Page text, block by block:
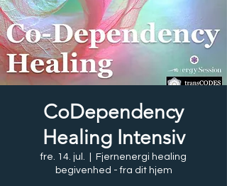
CoDependency
Healing Intensiv
fre. 14. jul.
Fjernenergi healing
begivenhed - fra dit hjem